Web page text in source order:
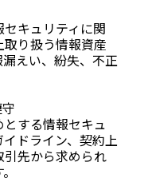
キュリティに関
り扱う情報資産
えい、紛失、不正
する情報セキュ
ドライン、契約上
先から求められ